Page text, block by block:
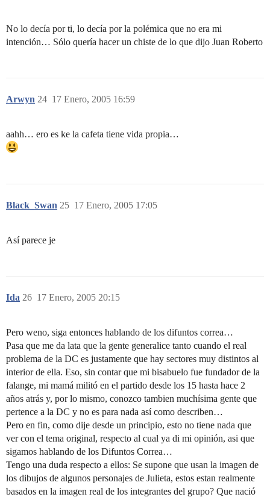
No lo decía por ti, lo decía por la polémica que no era mi
intención… Sólo quería hacer un chiste de lo que dijo Juan Roberto
Arwyn 17 Enero, 2005 16:59
24
aahh… ero es ke la cafeta tiene vida propia…
Black_Swan 17 Enero, 2005 17:05
25
Así parece je
Ida 17 Enero, 2005 20:15
26
Pero weno, siga entonces hablando de los difuntos correa…
Pasa que me da lata que la gente generalice tanto cuando el real
problema de la DC es justamente que hay sectores muy distintos al
interior de ella. Eso, sin contar que mi bisabuelo fue fundador de la
falange, mi mamá militó en el partido desde los 15 hasta hace 2
años atrás y, por lo mismo, conozco tambien muchísima gente que
pertence a la DC y no es para nada así como describen…
Pero en fin, como dije desde un principio, esto no tiene nada que
ver con el tema original, respecto al cual ya di mi opinión, asi que
sigamos hablando de los Difuntos Correa…
Tengo una duda respecto a ellos: Se supone que usan la imagen de
los dibujos de algunos personajes de Julieta, estos estan realmente
basados en la imagen real de los integrantes del grupo? Que nació